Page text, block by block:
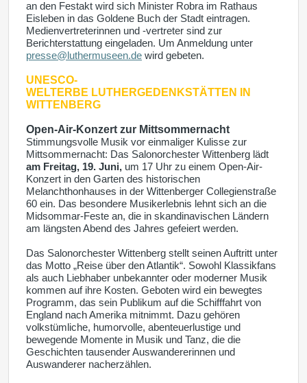
an den Festakt wird sich Minister Robra im Rathaus
Eisleben in das Goldene Buch der Stadt eintragen.
Medienvertreterinnen und -vertreter sind zur
Berichterstattung eingeladen. Um Anmeldung unter
presse@luthermuseen.de wird gebeten.
UNESCO-
WELTERBE LUTHERGEDENKSTÄTTEN IN
WITTENBERG
Open-Air-Konzert zur Mittsommernacht
Stimmungsvolle Musik vor einmaliger Kulisse zur
Mittsommernacht: Das Salonorchester Wittenberg lädt
am Freitag, 19. Juni, um 17 Uhr zu einem Open-Air-
Konzert in den Garten des historischen
Melanchthonhauses in der Wittenberger Collegienstraße
60 ein. Das besondere Musikerlebnis lehnt sich an die
Midsommar-Feste an, die in skandinavischen Ländern
am längsten Abend des Jahres gefeiert werden.
Das Salonorchester Wittenberg stellt seinen Auftritt unter
das Motto „Reise über den Atlantik“. Sowohl Klassikfans
als auch Liebhaber unbekannter oder moderner Musik
kommen auf ihre Kosten. Geboten wird ein bewegtes
Programm, das sein Publikum auf die Schifffahrt von
England nach Amerika mitnimmt. Dazu gehören
volkstümliche, humorvolle, abenteuerlustige und
bewegende Momente in Musik und Tanz, die die
Geschichten tausender Auswandererinnen und
Auswanderer nacherzählen.